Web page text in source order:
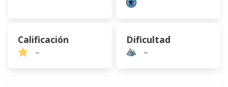
Calificación
–
Dificultad
–